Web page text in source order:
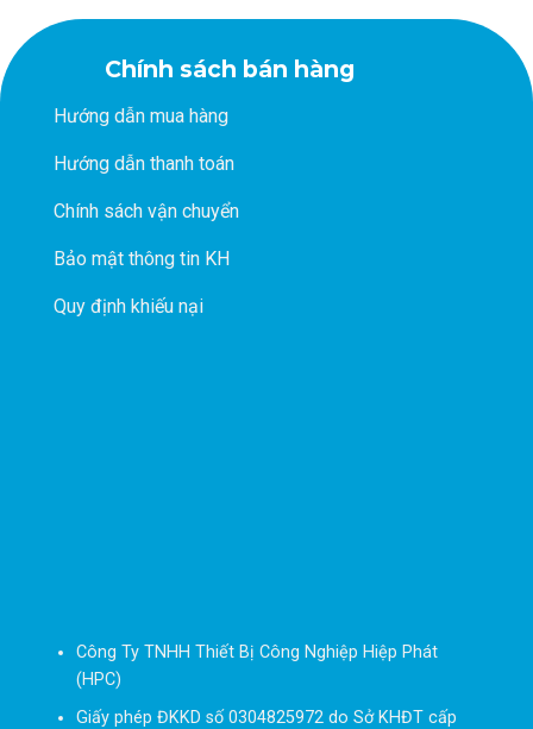
Chính sách bán hàng
Hướng dẫn mua hàng
Hướng dẫn thanh toán
Chính sách vận chuyển
Bảo mật thông tin KH
Quy định khiếu nại
Công Ty TNHH Thiết Bị Công Nghiệp Hiệp Phát
(HPC)
Giấy phép ĐKKD số 0304825972 do Sở KHĐT cấp